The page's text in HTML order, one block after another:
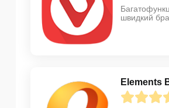
швидкий
Elements